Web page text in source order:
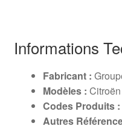
Informations
Fabricant :
Modèles :
Codes Produits :
Autres